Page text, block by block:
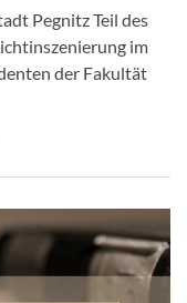
Pegnitz Teil des
im
der Fakultät